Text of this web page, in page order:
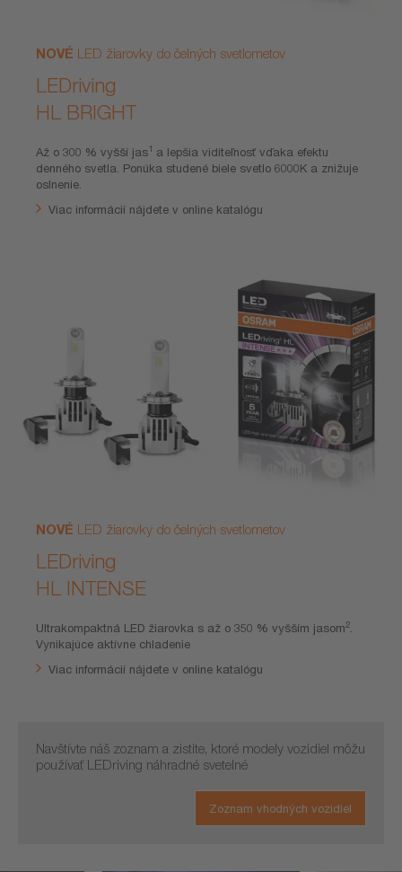
NOVÉ LED žiarovky do čelných svetlometov
LEDriving
HL BRIGHT
Až o 300 % vyšší jas1 a lepšia viditeľnosť vďaka efektu
denného svetla. Ponúka studené biele svetlo 6000K a znižuje
oslnenie.
Viac informácií nájdete v online katalógu
NOVÉ LED žiarovky do čelných svetlometov
LEDriving
HL INTENSE
Ultrakompaktná LED žiarovka s až o 350 % vyšším jasom2
Vynikajúce aktívne chladenie
Viac informácií nájdete v online katalógu
Navštívte náš zoznam a zistite, ktoré modely vozidiel môžu
používať LEDriving náhradné svetelné
Zoznam vhodných vozidiel